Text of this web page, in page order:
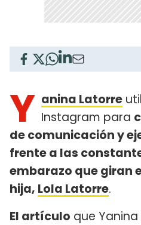
Y anina Latorre
Instagram para
de comunicación y
frente a las
embarazo que giran
hija, Lola Latorre.
El artículo que